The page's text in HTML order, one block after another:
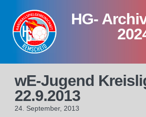
content
HG-
wE-Jugend
22.9.2013
24. September, 2013